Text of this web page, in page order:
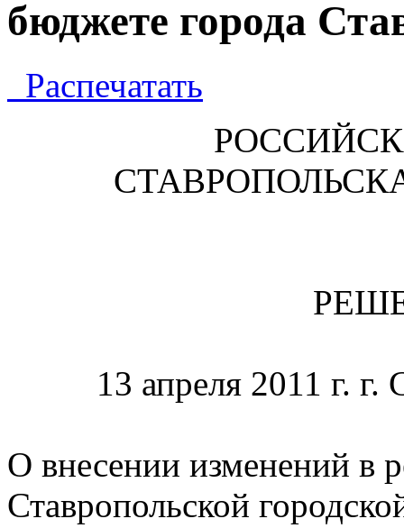
бюджете города
Распечатать
13 апреля 2011 г.
О внесении изменений в
Ставропольской